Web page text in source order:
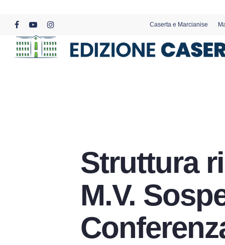
content
facebookyoutubeinstagram
Caserta e Marcianise
Struttura
M.V.